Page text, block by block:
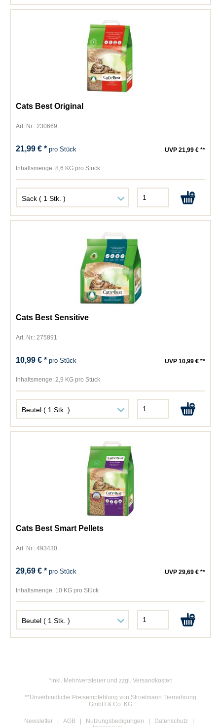
Cats Best Original
Art. Nr.: 230669
21,99 € *pro Stück UVP 21,99 € **
Inhaltsmenge: 8,6 KG pro Stück
Cats Best Sensitive
Art. Nr.: 275891
10,99 € *pro Stück UVP 10,99 € **
Inhaltsmenge: 2,9 KG pro Stück
Cats Best Smart Pellets
Art. Nr.: 493430
29,69 € *pro Stück UVP 29,69 € **
Inhaltsmenge: 10 KG pro Stück
*inkl. Mehrwertsteuer und zzgl. Versandkosten
**Unverbindliche Preisempfehlung von Stroetmann Tiernahrung
GmbH & Co. KG
Newsletter AGB Nutzungsbedigungen
Datenschutz